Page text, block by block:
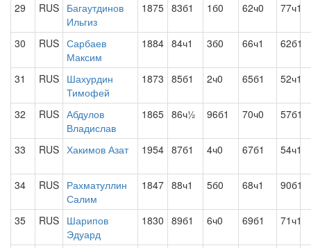
29 RUS Багаутдинов
Ильгиз
1875 83б1 1б0 62ч0 77ч1
30 RUS Сарбаев
Максим
1884 84ч1 3б0 66ч1 62б1
31 RUS Шахурдин
Тимофей
1873 85б1 2ч0 65б1 52ч1
32 RUS Абдулов
Владислав
1865 86ч½ 96б1 70ч0 57б1
33 RUS Хакимов Азат 1954 87б1 4ч0 67б1 54ч1
34 RUS Рахматуллин
Салим
1847 88ч1 5б0 68ч1 90б1
35 RUS Шарипов
Эдуард
1830 89б1 6ч0 69б1 71ч1